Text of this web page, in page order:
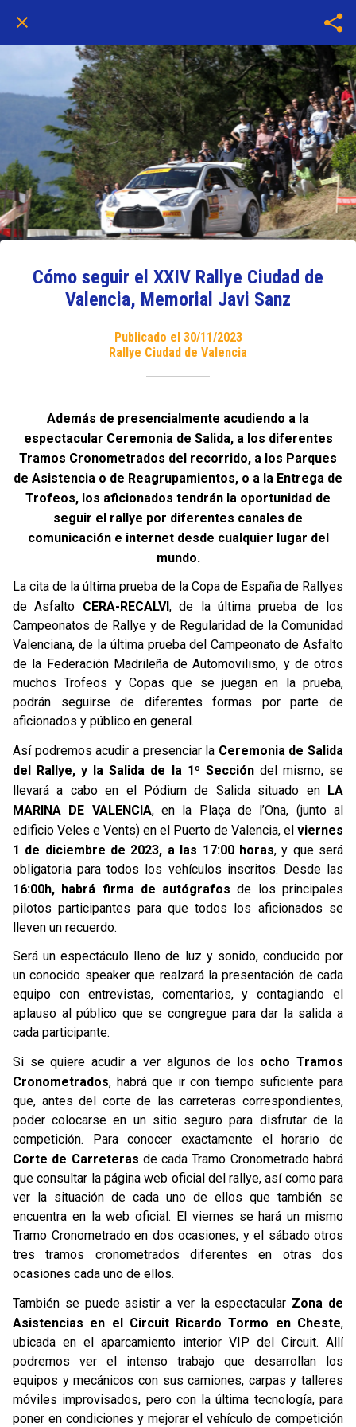
Cómo seguir el XXIV Rallye Ciudad de
Valencia, Memorial Javi Sanz
Publicado el 30/11/2023
Rallye Ciudad de Valencia
Además de presencialmente acudiendo a la
espectacular Ceremonia de Salida, a los diferentes
Tramos Cronometrados del recorrido, a los Parques
de Asistencia o de Reagrupamientos, o a la Entrega de
Trofeos, los aficionados tendrán la oportunidad de
seguir el rallye por diferentes canales de
comunicación e internet desde cualquier lugar del
mundo.
La cita de la última prueba de la Copa de España de Rallyes
de Asfalto CERA-RECALVI, de la última prueba de los
Campeonatos de Rallye y de Regularidad de la Comunidad
Valenciana, de la última prueba del Campeonato de Asfalto
de la Federación Madrileña de Automovilismo, y de otros
muchos Trofeos y Copas que se juegan en la prueba,
podrán seguirse de diferentes formas por parte de
aficionados y público en general.
Así podremos acudir a presenciar la Ceremonia de Salida
del Rallye, y la Salida de la 1º Seccióndel mismo, se
llevará a cabo en el Pódium de Salida situado en LA
MARINA DE VALENCIA, en la Plaça de l’Ona, (junto al
edificio Veles e Vents) en el Puerto de Valencia, el viernes
1 de diciembre de 2023, a las 17:00 horas, y que será
obligatoria para todos los vehículos inscritos. Desde las
16:00h, habrá firma de autógrafos de los principales
pilotos participantes para que todos los aficionados se
lleven un recuerdo.
Será un espectáculo lleno de luz y sonido, conducido por
un conocido speaker que realzará la presentación de cada
equipo con entrevistas, comentarios, y contagiando el
aplauso al público que se congregue para dar la salida a
cada participante.
Si se quiere acudir a ver algunos de los ocho Tramos
Cronometrados, habrá que ir con tiempo suficiente para
que, antes del corte de las carreteras correspondientes,
poder colocarse en un sitio seguro para disfrutar de la
competición. Para conocer exactamente el horario de
Corte de Carreteras de cada Tramo Cronometrado habrá
que consultar la página web oficial del rallye, así como para
ver la situación de cada uno de ellos que también se
encuentra en la web oficial. El viernes se hará un mismo
Tramo Cronometrado en dos ocasiones, y el sábado otros
tres tramos cronometrados diferentes en otras dos
ocasiones cada uno de ellos.
También se puede asistir a ver la espectacular Zona de
Asistencias en el Circuit Ricardo Tormo en Cheste,
ubicada en el aparcamiento interior VIP del Circuit. Allí
podremos ver el intenso trabajo que desarrollan los
equipos y mecánicos con sus camiones, carpas y talleres
móviles improvisados, pero con la última tecnología, para
poner en condiciones y mejorar el vehículo de competición